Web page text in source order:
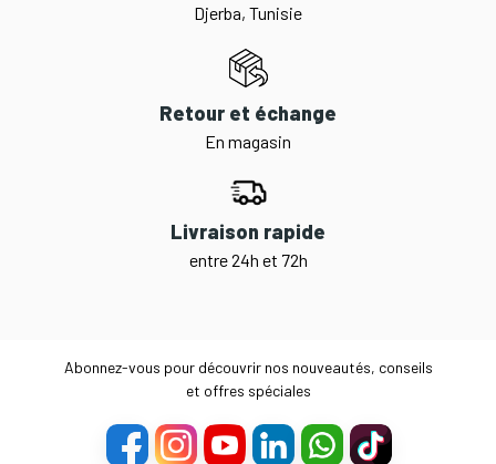
Djerba, Tunisie
Retour et échange
En magasin
Livraison rapide
entre 24h et 72h
Abonnez-vous pour découvrir nos nouveautés, conseils
et offres spéciales